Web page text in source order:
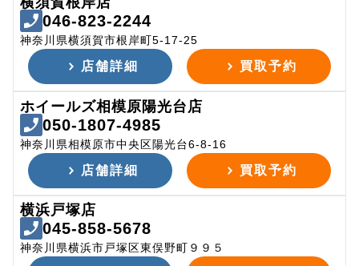
046-823-2244
神奈川県横須賀市根岸町5-17-25
店舗詳細 買取予約
ホイールズ相模原陽光台店
050-1807-4985
神奈川県相模原市中央区陽光台6-8-16
店舗詳細 買取予約
横浜戸塚店
045-858-5678
神奈川県横浜市戸塚区東俣野町９９５